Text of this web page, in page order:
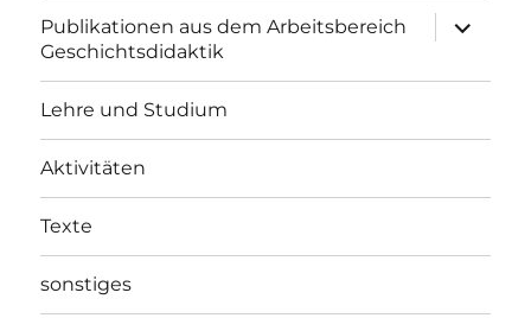
Publikationen aus dem Arbeitsbereich
Geschichtsdidaktik
öffnen
Lehre und Studium
Aktivitäten
Texte
sonstiges